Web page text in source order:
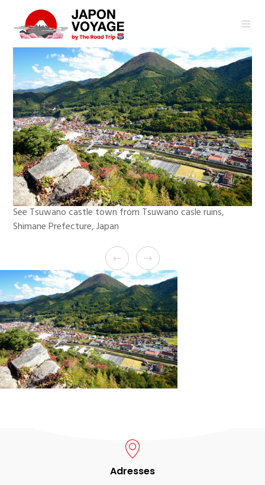
See Tsuwano castle town from Tsuwano casle ruins,
Shimane Prefecture, Japan
Adresses